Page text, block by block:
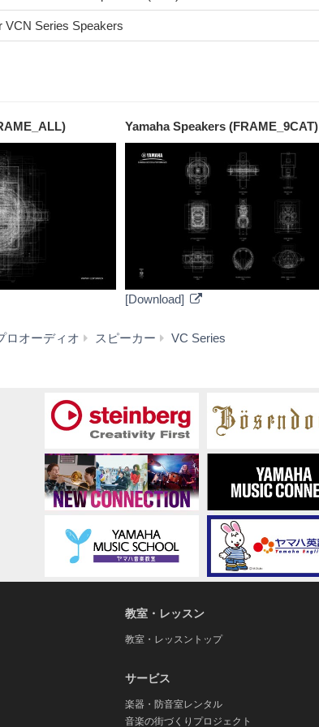
VCN Series Speakers
Yamaha Speakers (FRAME_9CAT)
[Download]
ロオーディオ スピーカー VC Series
ー
ド
教室・レッスン
教室・レッスントップ
サービス
楽器・防音室レンタル
音楽の街づくりプロジェクト